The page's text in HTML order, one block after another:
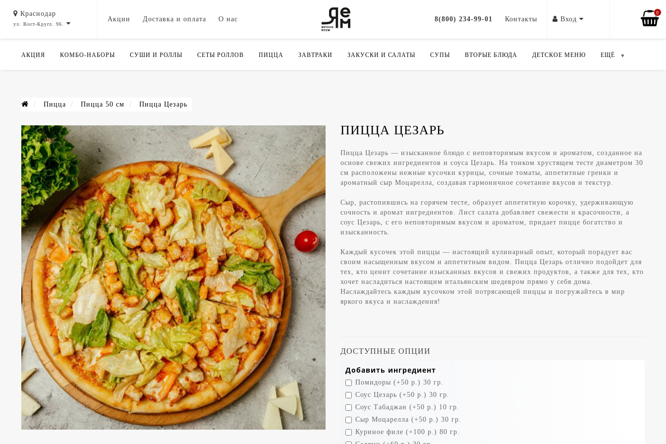
Краснодар
ул. Вост-Кругл. 96.
Акции Доставка и оплата О нас 8(800) 234-99-01 Контакты Вход
0
АКЦИЯ КОМБО-НАБОРЫ СУШИ И РОЛЛЫ СЕТЫ РОЛЛОВ ПИЦЦА ЗАВТРАКИ ЗАКУСКИ И САЛАТЫ СУПЫ ВТОРЫЕ БЛЮДА ДЕТСКОЕ МЕНЮ ЕЩЁ
Пицца Пицца 50 см Пицца Цезарь
ПИЦЦА ЦЕЗАРЬ
Пицца Цезарь — изысканное блюдо с неповторимым вкусом и ароматом, созданное на
основе свежих ингредиентов и соуса Цезарь. На тонком хрустящем тесте диаметром 30
см расположены нежные кусочки курицы, сочные томаты, аппетитные гренки и
ароматный сыр Моцарелла, создавая гармоничное сочетание вкусов и текстур.
Сыр, растопившись на горячем тесте, образует аппетитную корочку, удерживающую
сочность и аромат ингредиентов. Лист салата добавляет свежести и красочности, а
соус Цезарь, с его неповторимым вкусом и ароматом, придает пицце богатство и
изысканность.
Каждый кусочек этой пиццы — настоящий кулинарный опыт, который порадует вас
своим насыщенным вкусом и аппетитным видом. Пицца Цезарь отлично подойдет для
тех, кто ценит сочетание изысканных вкусов и свежих продуктов, а также для тех, кто
хочет насладиться настоящим итальянским шедевром прямо у себя дома.
Наслаждайтесь каждым кусочком этой потрясающей пиццы и погружайтесь в мир
яркого вкуса и наслаждения!
ДОСТУПНЫЕ ОПЦИИ
Добавить ингредиент
Помидоры (+50 р.) 30 гр.
Соус Цезарь (+50 р.) 30 гр.
Соус Табаджан (+50 р.) 10 гр.
Сыр Моцарелла (+50 р.) 30 гр.
Куриное филе (+100 р.) 80 гр.